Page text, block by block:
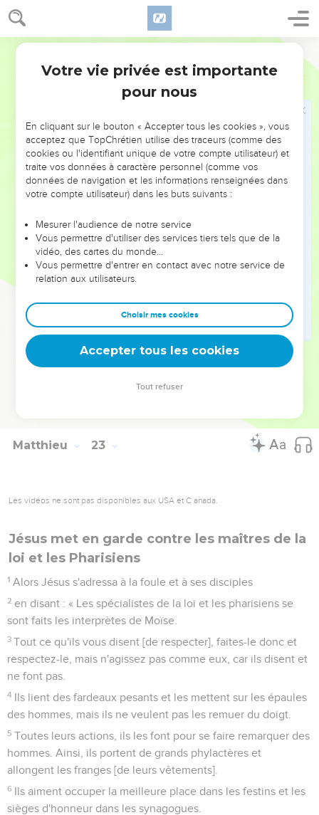
Matthieu 22
loi ? »
Jésus lui répondit : « Tu aimeras le Seigneur, ton Dieu, de
tout ton cœur, de toute ton âme et de toute ta pensée.
C'est le premier commandement et le plus grand.
Et voici le deuxième, qui lui est semblable : Tu aimeras ton
De ces deux commandements dépendent toute la loi et
les prophètes. »
Le Messie et David
interrogea
en ces termes : « Que pensez-vous du Messie ? De qui
est-il le fils ? » Ils lui répondirent : « De David. »
Et Jésus leur dit : « Comment donc David, animé par
l'Esprit, peut-il l'appeler Seigneur lorsqu'il dit :
Le Seigneur a dit à mon Seigneur : ‘Assieds-toi à ma droite
jusqu'à ce que j'aie fait de tes ennemis ton marchepied’ ?
Si donc David l'appelle Seigneur, comment peut-il être
Matthieu 23
Les vidéos ne sont pas disponibles aux USA et C anada.
Jésus met en garde contre les maîtres de la
loi et les Pharisiens
1 Alors Jésus s'adressa à la foule et à ses disciples
2 en disant : « Les spécialistes de la loi et les pharisiens se
sont faits les interprètes de Moïse.
3 Tout ce qu'ils vous disent [de respecter], faites-le donc et
respectez-le, mais n'agissez pas comme eux, car ils disent et
ne font pas.
4 Ils lient des fardeaux pesants et les mettent sur les épaules
des hommes, mais ils ne veulent pas les remuer du doigt.
5 Toutes leurs actions, ils les font pour se faire remarquer des
hommes. Ainsi, ils portent de grands phylactères et
allongent les franges [de leurs vêtements].
6 Ils aiment occuper la meilleure place dans les festins et les
sièges d'honneur dans les synagogues.
Votre vie privée est importante
pour nous
En cliquant sur le bouton « Accepter tous les cookies », vous
acceptez que TopChrétien utilise des traceurs (comme des
cookies ou l'identifiant unique de votre compte utilisateur) et
traite vos données à caractère personnel (comme vos
données de navigation et les informations renseignées dans
votre compte utilisateur) dans les buts suivants :
Mesurer l'audience de notre service
Vous permettre d'utiliser des services tiers tels que de la
vidéo, des cartes du monde…
Vous permettre d'entrer en contact avec notre service de
relation aux utilisateurs.
Choisir mes cookies
Accepter tous les cookies
Tout refuser